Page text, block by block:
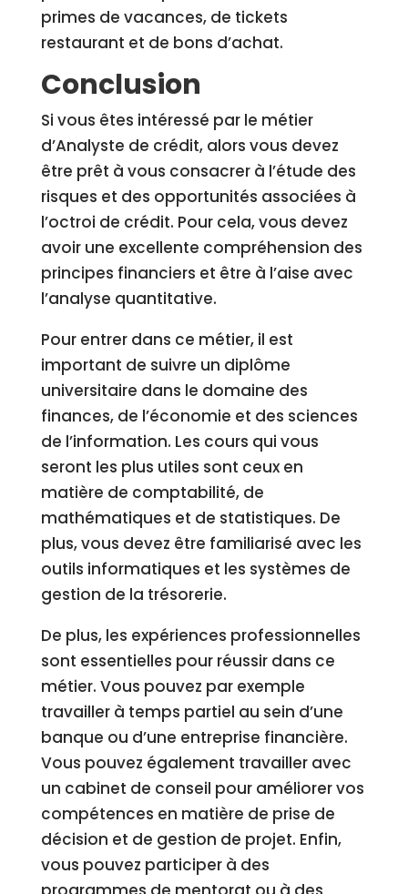
primes de vacances, de tickets
restaurant et de bons d’achat.
Conclusion
Si vous êtes intéressé par le métier
d’Analyste de crédit, alors vous devez
être prêt à vous consacrer à l’étude des
risques et des opportunités associées à
l’octroi de crédit. Pour cela, vous devez
avoir une excellente compréhension des
principes financiers et être à l’aise avec
l’analyse quantitative.
Pour entrer dans ce métier, il est
important de suivre un diplôme
universitaire dans le domaine des
finances, de l’économie et des sciences
de l’information. Les cours qui vous
seront les plus utiles sont ceux en
matière de comptabilité, de
mathématiques et de statistiques. De
plus, vous devez être familiarisé avec les
outils informatiques et les systèmes de
gestion de la trésorerie.
De plus, les expériences professionnelles
sont essentielles pour réussir dans ce
métier. Vous pouvez par exemple
travailler à temps partiel au sein d’une
banque ou d’une entreprise financière.
Vous pouvez également travailler avec
un cabinet de conseil pour améliorer vos
compétences en matière de prise de
décision et de gestion de projet. Enfin,
vous pouvez participer à des